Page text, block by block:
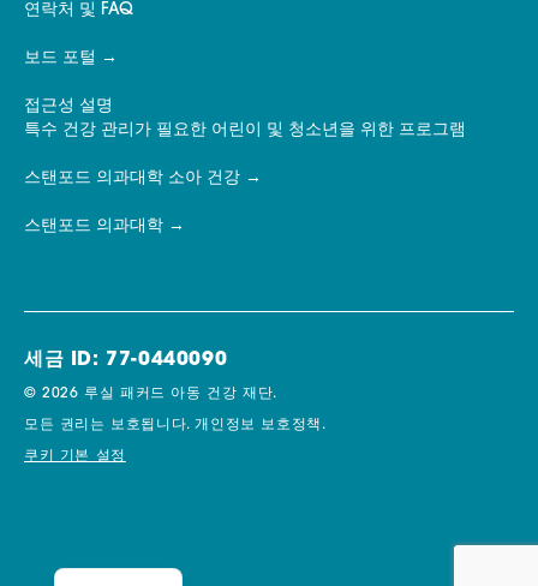
연락처 및 FAQ
보드 포털
접근성 설명
특수 건강 관리가 필요한 어린이 및 청소년을 위한 프로그램
스탠포드 의과대학 소아 건강
스탠포드 의과대학
세금 ID: 77-0440090
© 2026 루실 패커드 아동 건강 재단.
모든 권리는 보호됩니다.개인정보 보호정책.
쿠키 기본 설정